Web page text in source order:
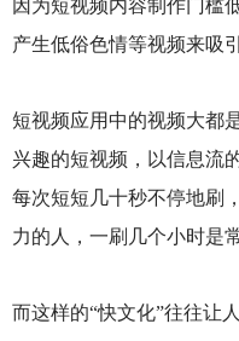
因为短视频内容制作门槛
产生低俗色情等视频来吸
短视频应用中的视频大都
兴趣的短视频，以信息流
每次短短几十秒不停地刷
力的人，一刷几个小时是常
而这样的“快文化”往往让